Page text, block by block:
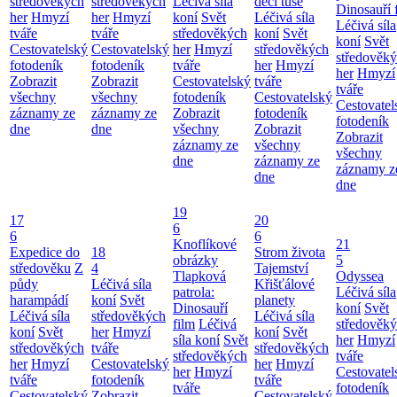
her Hmyzí
tváře
Cestovatelský
fotodeník
Zobrazit
všechny
záznamy ze
dne
her Hmyzí
tváře
Cestovatelský
fotodeník
Zobrazit
všechny
záznamy ze
dne
koní Svět
středověkých
her Hmyzí
tváře
Cestovatelský
fotodeník
Zobrazit
všechny
záznamy ze
dne
Léčivá síla
koní Svět
středověkých
her Hmyzí
tváře
Cestovatelský
fotodeník
Zobrazit
všechny
záznamy ze
dne
Dinosauří
Léčivá síla
koní Svět
her Hmyzí
tváře
fotodeník
Zobrazit
všechny
záznamy
dne
17
6
Expedice do
středověku Z
půdy
harampádí
Léčivá síla
koní Svět
středověkých
her Hmyzí
tváře
18
4
Léčivá síla
koní Svět
středověkých
her Hmyzí
tváře
Cestovatelský
fotodeník
19
6
Knoflíkové
obrázky
Tlapková
patrola:
Dinosauří
film Léčivá
síla koní Svět
středověkých
her Hmyzí
tváře
20
6
Strom života
Tajemství
Křišťálové
planety
Léčivá síla
koní Svět
středověkých
her Hmyzí
tváře
21
5
Odyssea
Léčivá síla
koní Svět
her Hmyzí
tváře
fotodeník